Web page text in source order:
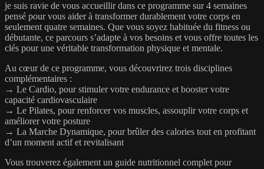
je suis ravie de vous accueillir dans ce programme sur 4 semaines
pensé pour vous aider à transformer durablement votre corps en
seulement quatre semaines. Que vous soyez habituée du fitness ou
débutante, ce parcours s’adapte à vos besoins et vous offre toutes les
clés pour une véritable transformation physique et mentale.
Au cœur de ce programme, vous découvrirez trois disciplines
complémentaires :
→ Le Cardio, pour stimuler votre endurance et booster votre
capacité cardiovasculaire
→ Le Pilates, pour renforcer vos muscles, assouplir votre corps et
améliorer votre posture
→ La Marche Dynamique, pour brûler des calories tout en profitant
d’un moment actif et revitalisant
Vous trouverez également un guide nutritionnel complet pour